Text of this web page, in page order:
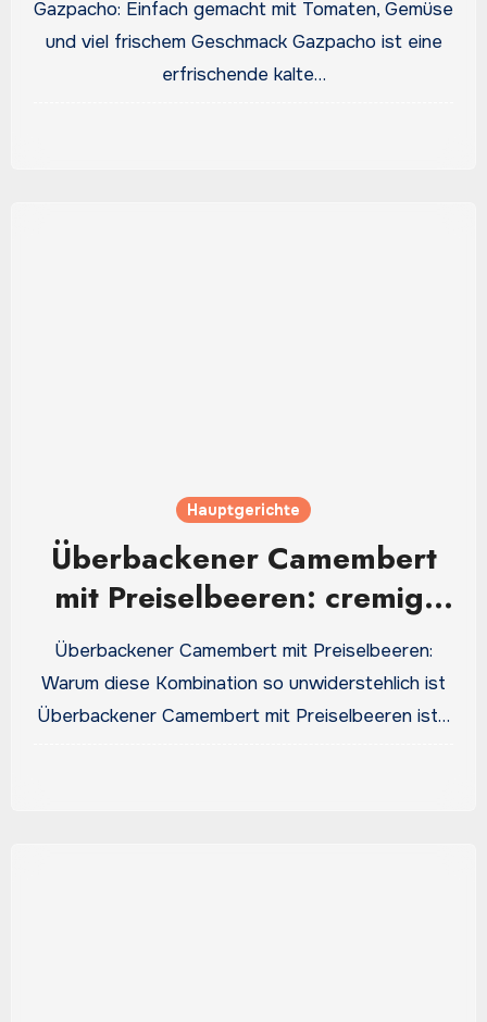
Gazpacho: Einfach gemacht mit Tomaten, Gemüse
und viel frischem Geschmack Gazpacho ist eine
erfrischende kalte…
Hauptgerichte
Überbackener Camembert
mit Preiselbeeren: cremig,
würzig und schnell gemacht
Überbackener Camembert mit Preiselbeeren:
Warum diese Kombination so unwiderstehlich ist
Überbackener Camembert mit Preiselbeeren ist…